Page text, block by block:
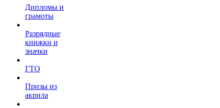
Дипломы и
грамоты
Разрядные
книжки и
значки
ГТО
Призы из
акрила